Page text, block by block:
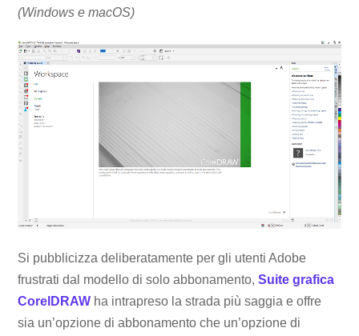
(Windows e macOS)
Si pubblicizza deliberatamente per gli utenti Adobe
frustrati dal modello di solo abbonamento,Suite grafica
CorelDRAW ha intrapreso la strada più saggia e offre
sia un’opzione di abbonamento che un’opzione di